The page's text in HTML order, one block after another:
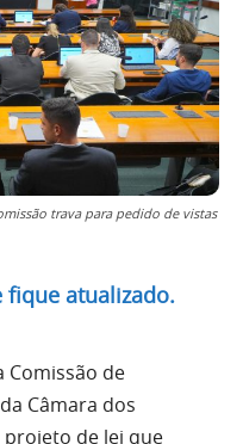
trava para pedido de vistas
fique atualizado.
Comissão de
Câmara dos
de lei que